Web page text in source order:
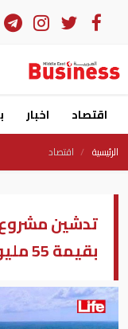
اقتصاد اخبار
الرئيسية اقتصاد
تدشين
بقيمة 55 مليون درهم